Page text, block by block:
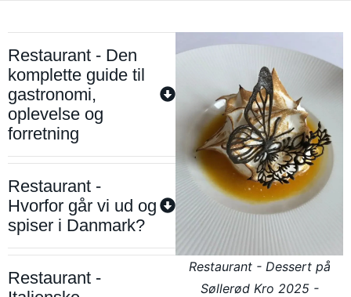
Restaurant - Den
komplette guide til
gastronomi,
oplevelse og
forretning
Restaurant -
Hvorfor går vi ud og
spiser i Danmark?
Restaurant -
Restaurant - Dessert på
Søllerød Kro 2025 -